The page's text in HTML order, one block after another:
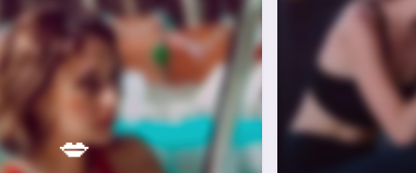
💋